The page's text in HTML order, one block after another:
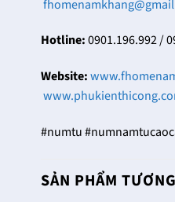
Hotline:0901.196.992 /
Website:
#numtu
SẢN PHẨM